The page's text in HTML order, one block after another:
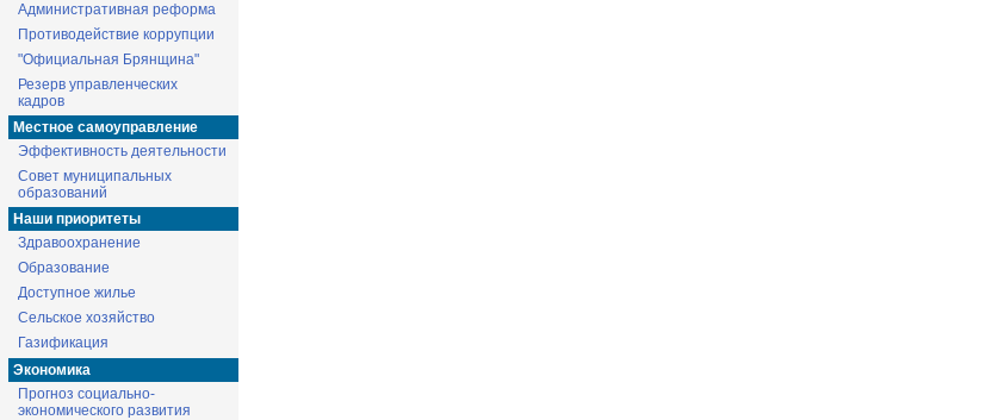
Административная реформа
Противодействие коррупции
"Официальная Брянщина"
Резерв управленческих
кадров
Местное самоуправление
Эффективность деятельности
Совет муниципальных
образований
Наши приоритеты
Здравоохранение
Образование
Доступное жилье
Сельское хозяйство
Газификация
Экономика
Прогноз социально-
экономического развития